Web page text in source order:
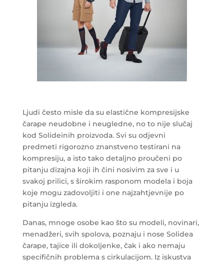
Ljudi često misle da su elastične kompresijske
čarape neudobne i neugledne, no to nije slučaj
kod Solideinih proizvoda. Svi su odjevni
predmeti rigorozno znanstveno testirani na
kompresiju, a isto tako detaljno proučeni po
pitanju dizajna koji ih čini nosivim za sve i u
svakoj prilici, s širokim rasponom modela i boja
koje mogu zadovoljiti i one najzahtjevnije po
pitanju izgleda.
Danas, mnoge osobe kao što su modeli, novinari,
menadžeri, svih spolova, poznaju i nose Solidea
čarape, tajice ili dokoljenke, čak i ako nemaju
specifičnih problema s cirkulacijom. Iz iskustva